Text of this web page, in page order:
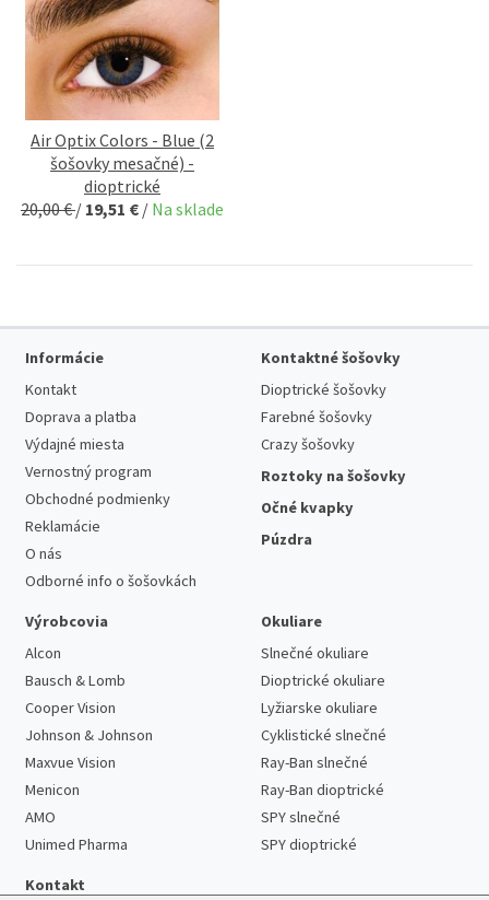
Air Optix Colors - Blue (2
šošovky mesačné) -
dioptrické
20,00 €/ 19,51 € / Na sklade
Informácie
Kontakt
Doprava a platba
Výdajné miesta
Vernostný program
Obchodné podmienky
Reklamácie
O nás
Odborné info o šošovkách
Kontaktné šošovky
Dioptrické šošovky
Farebné šošovky
Crazy šošovky
Roztoky na šošovky
Očné kvapky
Púzdra
Výrobcovia
Alcon
Bausch & Lomb
Cooper Vision
Johnson & Johnson
Maxvue Vision
Menicon
AMO
Unimed Pharma
Okuliare
Slnečné okuliare
Dioptrické okuliare
Lyžiarske okuliare
Cyklistické slnečné
Ray-Ban slnečné
Ray-Ban dioptrické
SPY slnečné
SPY dioptrické
Kontakt